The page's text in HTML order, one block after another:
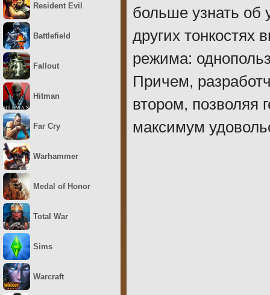
больше узнать об
других
режима:
Причем,
втором, позволяя
максимум
Resident Evil
Battlefield
Fallout
Hitman
Far Cry
Warhammer
Medal of Honor
Total War
Sims
Warcraft